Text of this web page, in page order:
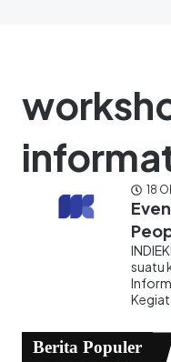
18
suatu
Berita Populer